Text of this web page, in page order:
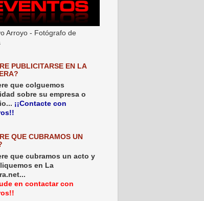
Arroyo - Fotógrafo de
PUBLICITARSE EN LA
que colguemos
sobre su empresa o
¡¡Contacte con
QUE CUBRAMOS UN
que cubramos un acto y
en La
en contactar con